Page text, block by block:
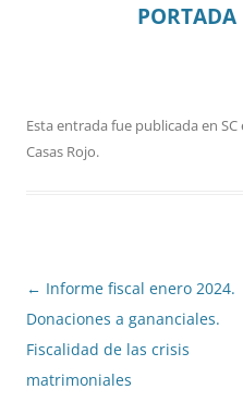
PORTADA
Esta entrada fue publicada en SC
Casas Rojo.
Navegación
de
entradas
← Informe fiscal enero 2024.
Donaciones a gananciales.
Fiscalidad de las crisis
matrimoniales